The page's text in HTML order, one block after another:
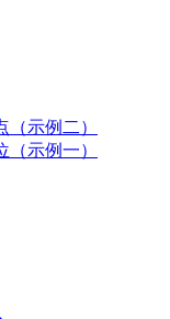
示例二）
（示例一）